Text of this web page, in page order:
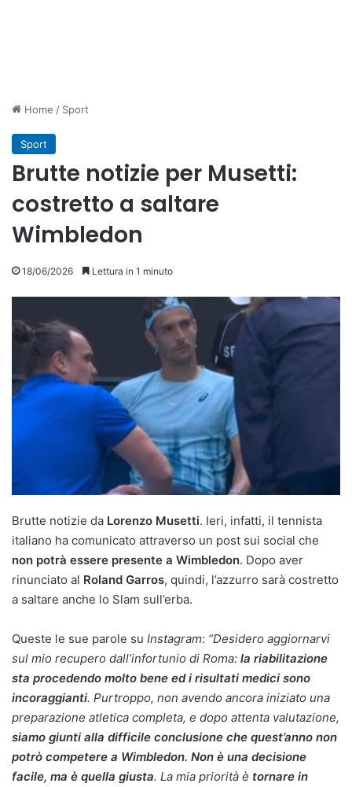
Home / Sport
Sport
Brutte notizie per Musetti:
costretto a saltare
Wimbledon
18/06/2026 Lettura in 1 minuto
Brutte notizie da Lorenzo Musetti. Ieri, infatti, il tennista
italiano ha comunicato attraverso un post sui social che
non potrà essere presente a Wimbledon. Dopo aver
rinunciato al Roland Garros, quindi, l’azzurro sarà costretto
a saltare anche lo Slam sull’erba.
Queste le sue parole su Instagram: “Desidero aggiornarvi
sul mio recupero dall’infortunio di Roma: la riabilitazione
sta procedendo molto bene ed i risultati medici sono
incoraggianti. Purtroppo, non avendo ancora iniziato una
preparazione atletica completa, e dopo attenta valutazione,
siamo giunti alla difficile conclusione che quest’anno non
potrò competere a Wimbledon. Non è una decisione
facile, ma è quella giusta. La mia priorità è tornare in